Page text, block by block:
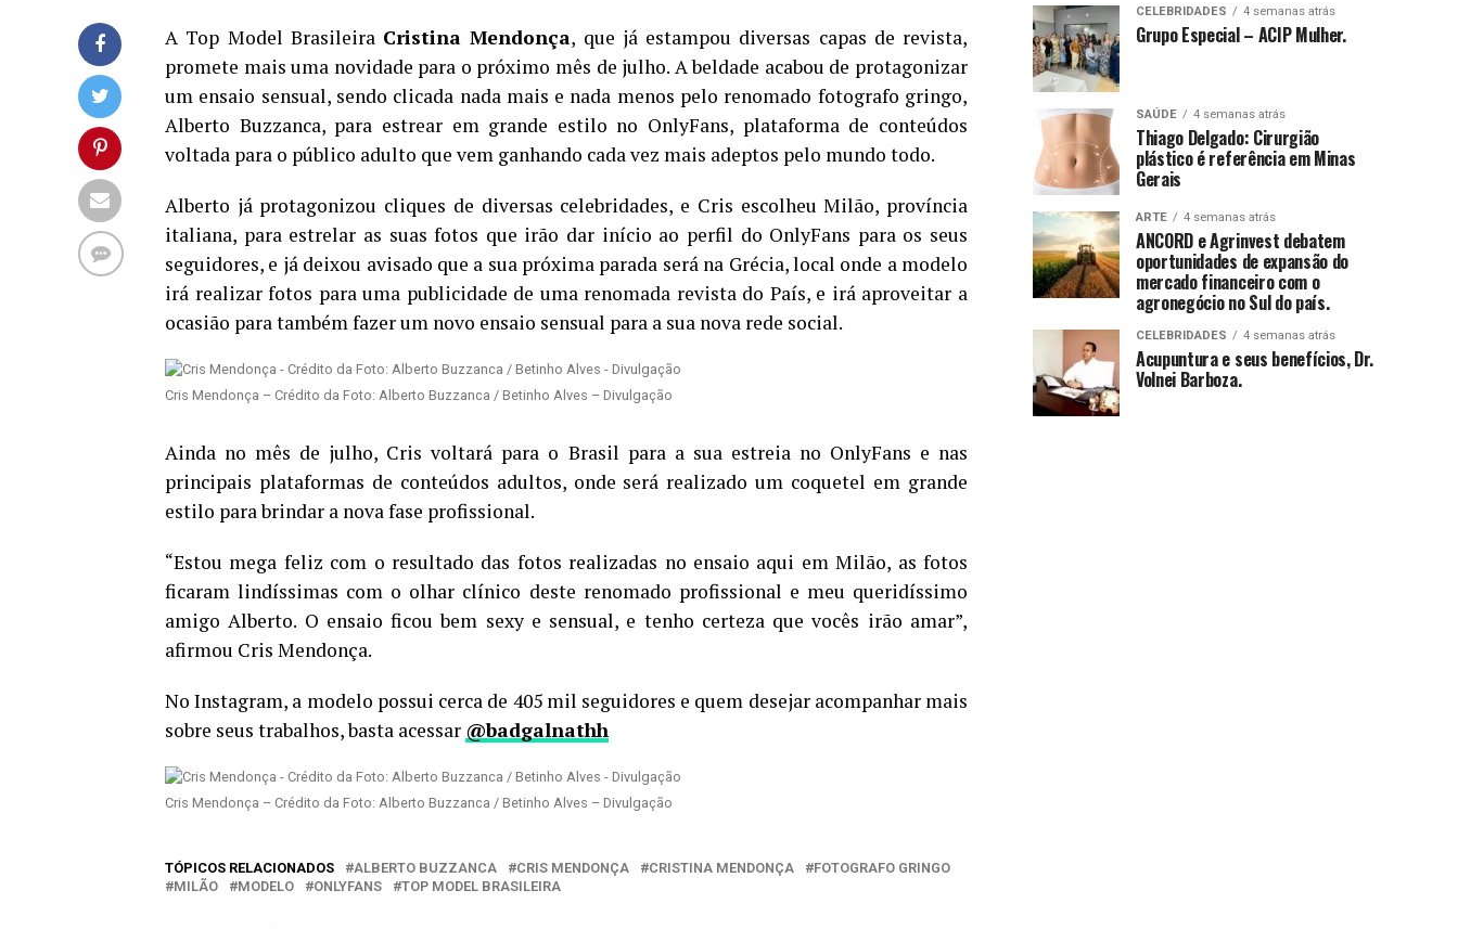
A Top Model Brasileira Cristina Mendonça, que já estampou diversas capas de revista,
promete mais uma novidade para o próximo mês de julho. A beldade acabou de protagonizar
um ensaio sensual, sendo clicada nada mais e nada menos pelo renomado fotografo gringo,
Alberto Buzzanca, para estrear em grande estilo no OnlyFans, plataforma de conteúdos
voltada para o público adulto que vem ganhando cada vez mais adeptos pelo mundo todo.
Alberto já protagonizou cliques de diversas celebridades, e Cris escolheu Milão, província
italiana, para estrelar as suas fotos que irão dar início ao perfil do OnlyFans para os seus
seguidores, e já deixou avisado que a sua próxima parada será na Grécia, local onde a modelo
irá realizar fotos para uma publicidade de uma renomada revista do País, e irá aproveitar a
ocasião para também fazer um novo ensaio sensual para a sua nova rede social.
Cris Mendonça – Crédito da Foto: Alberto Buzzanca / Betinho Alves – Divulgação
Ainda no mês de julho, Cris voltará para o Brasil para a sua estreia no OnlyFans e nas
principais plataformas de conteúdos adultos, onde será realizado um coquetel em grande
estilo para brindar a nova fase profissional.
“Estou mega feliz com o resultado das fotos realizadas no ensaio aqui em Milão, as fotos
ficaram lindíssimas com o olhar clínico deste renomado profissional e meu queridíssimo
amigo Alberto. O ensaio ficou bem sexy e sensual, e tenho certeza que vocês irão amar”,
afirmou Cris Mendonça.
No Instagram, a modelo possui cerca de 405 mil seguidores e quem desejar acompanhar mais
sobre seus trabalhos, basta acessar @badgalnathh
Cris Mendonça – Crédito da Foto: Alberto Buzzanca / Betinho Alves – Divulgação
TÓPICOS RELACIONADOS ALBERTO BUZZANCA CRIS MENDONÇA CRISTINA MENDONÇA
FOTOGRAFO GRINGO
MILÃO
MODELO ONLYFANS TOP MODEL BRASILEIRA
CELEBRIDADES 4 semanas atrás
Grupo Especial – ACIP Mulher.
SAÚDE 4 semanas atrás
Thiago Delgado: Cirurgião
plástico é referência em Minas
Gerais
ARTE 4 semanas atrás
ANCORD e Agrinvest debatem
oportunidades de expansão do
mercado financeiro com o
agronegócio no Sul do país.
CELEBRIDADES 4 semanas atrás
Acupuntura e seus benefícios, Dr.
Volnei Barboza.